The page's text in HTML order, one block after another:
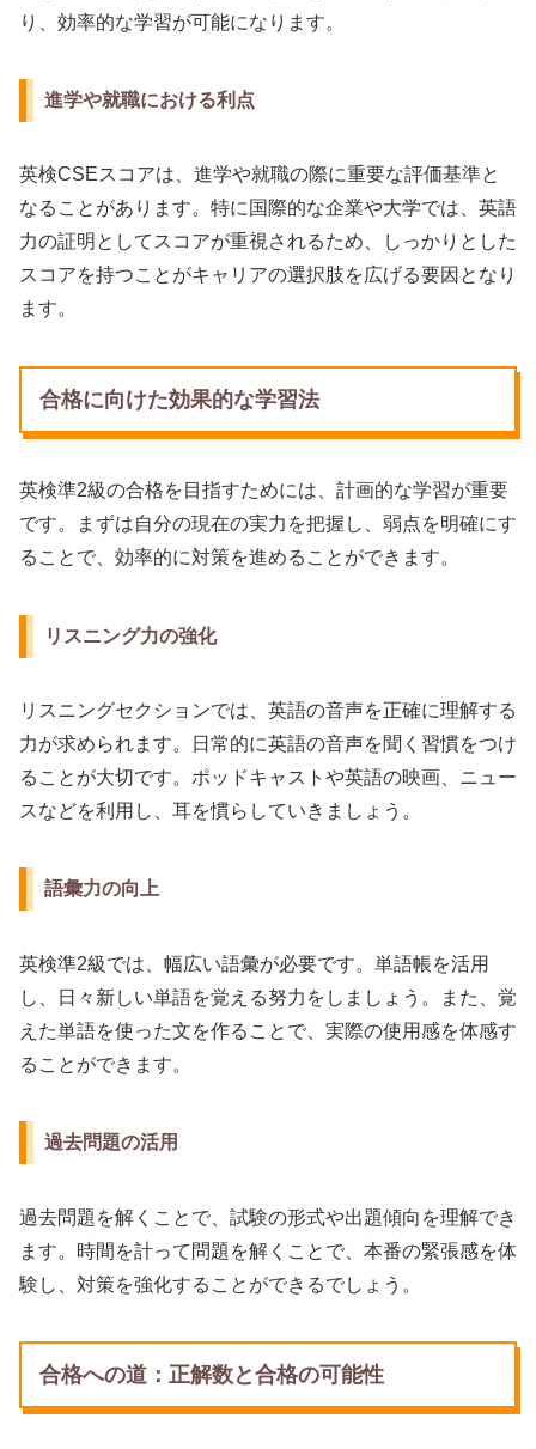
り、効率的な学習が可能になります。
進学や就職における利点
英検CSEスコアは、進学や就職の際に重要な評価基準と
なることがあります。特に国際的な企業や大学では、英語
力の証明としてスコアが重視されるため、しっかりとした
スコアを持つことがキャリアの選択肢を広げる要因となり
ます。
合格に向けた効果的な学習法
英検準2級の合格を目指すためには、計画的な学習が重要
です。まずは自分の現在の実力を把握し、弱点を明確にす
ることで、効率的に対策を進めることができます。
リスニング力の強化
リスニングセクションでは、英語の音声を正確に理解する
力が求められます。日常的に英語の音声を聞く習慣をつけ
ることが大切です。ポッドキャストや英語の映画、ニュー
スなどを利用し、耳を慣らしていきましょう。
語彙力の向上
英検準2級では、幅広い語彙が必要です。単語帳を活用
し、日々新しい単語を覚える努力をしましょう。また、覚
えた単語を使った文を作ることで、実際の使用感を体感す
ることができます。
過去問題の活用
過去問題を解くことで、試験の形式や出題傾向を理解でき
ます。時間を計って問題を解くことで、本番の緊張感を体
験し、対策を強化することができるでしょう。
合格への道：正解数と合格の可能性